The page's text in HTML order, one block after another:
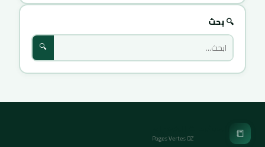
🔍 بحث
🔍
📒
Pages Vertes DZ